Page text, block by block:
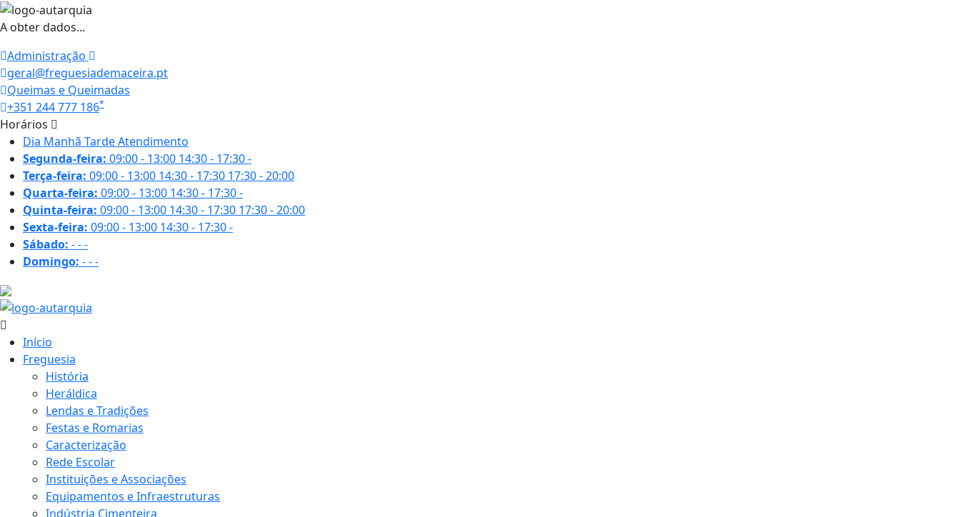
A obter dados...
Administração
geral@freguesiademaceira.pt
Queimas e Queimadas
+351 244 777 186*
Horários
Dia Manhã TardeAtendimento
Segunda-feira: 09:00 - 13:00 14:30 - 17:30-
Terça-feira: 09:00 - 13:00 14:30 - 17:30 17:30 - 20:00
Quarta-feira: 09:00 - 13:00 14:30 - 17:30-
Quinta-feira: 09:00 - 13:00 14:30 - 17:30 17:30 - 20:00
Sexta-feira: 09:00 - 13:00 14:30 - 17:30-
Sábado: ---
Domingo: ---
Início
Freguesia
História
Heráldica
Lendas e Tradições
Festas e Romarias
Caracterização
Rede Escolar
Instituições e Associações
Equipamentos e Infraestruturas
Indústria Cimenteira